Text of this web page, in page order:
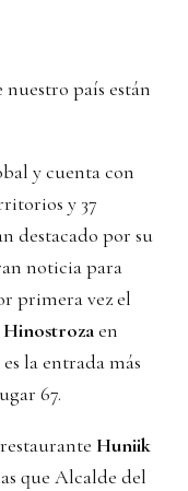
país están
​​y cuenta con
y 37
destacado por su
noticia para
primera vez el
Hinostrozaen
la entrada más
67.
Huniik
que Alcalde del